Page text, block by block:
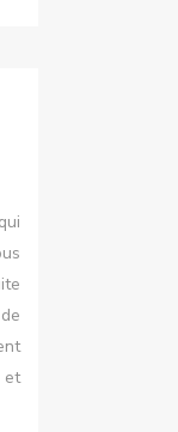
et